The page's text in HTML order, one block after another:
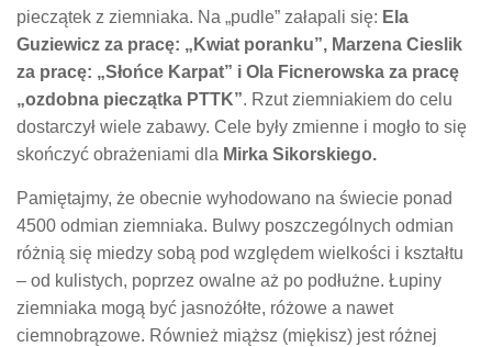
pieczątek z ziemniaka. Na „pudle” załapali się: Ela
Guziewicz za pracę: „Kwiat poranku”, Marzena Cieslik
za pracę: „Słońce Karpat” i Ola Ficnerowska za pracę
„ozdobna pieczątka PTTK”. Rzut ziemniakiem do celu
dostarczył wiele zabawy. Cele były zmienne i mogło to się
skończyć obrażeniami dla Mirka Sikorskiego.
Pamiętajmy, że obecnie wyhodowano na świecie ponad
4500 odmian ziemniaka. Bulwy poszczególnych odmian
różnią się miedzy sobą pod względem wielkości i kształtu
– od kulistych, poprzez owalne aż po podłużne. Łupiny
ziemniaka mogą być jasnożółte, różowe a nawet
ciemnobrązowe. Również miąższ (miękisz) jest różnej